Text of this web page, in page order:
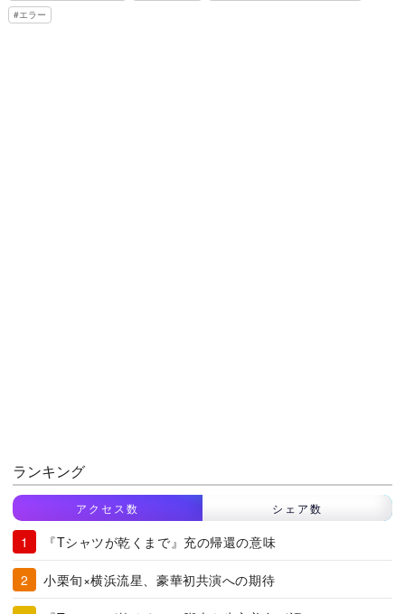
エラー
ランキング
アクセス数 シェア数
『Tシャツが乾くまで』充の帰還の意味
小栗旬×横浜流星、豪華初共演への期待